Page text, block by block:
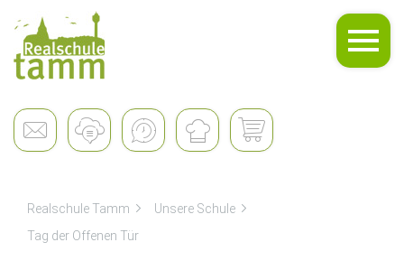
Unsere Schule
Realschule Tamm
Unsere Schule
Tag der Offenen Tür